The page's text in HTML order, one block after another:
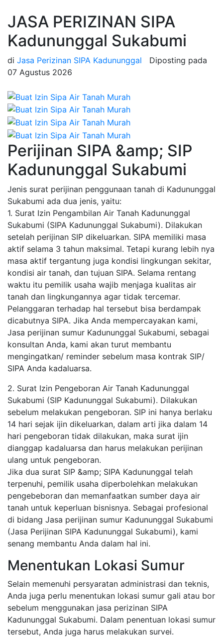
JASA PERIZINAN SIPA
Kadununggal Sukabumi
di Jasa Perizinan SIPA Kadununggal
Diposting pada
07 Agustus 2026
Perijinan SIPA &amp; SIP
Kadununggal Sukabumi
Jenis surat perijinan penggunaan tanah di Kadununggal
Sukabumi ada dua jenis, yaitu:
1. Surat Izin Pengambilan Air Tanah Kadununggal
Sukabumi (SIPA Kadununggal Sukabumi). Dilakukan
setelah perijinan SIP dikeluarkan. SIPA memiliki masa
aktif selama 3 tahun maksimal. Tetapi kurang lebih nya
masa aktif tergantung juga kondisi lingkungan sekitar,
kondisi air tanah, dan tujuan SIPA. Selama rentang
waktu itu pemilik usaha wajib menjaga kualitas air
tanah dan lingkungannya agar tidak tercemar.
Pelanggaran terhadap hal tersebut bisa berdampak
dicabutnya SIPA. Jika Anda mempercayakan kami,
Jasa perijinan sumur Kadununggal Sukabumi, sebagai
konsultan Anda, kami akan turut membantu
mengingatkan/ reminder sebelum masa kontrak SIP/
SIPA Anda kadaluarsa.
2. Surat Izin Pengeboran Air Tanah Kadununggal
Sukabumi (SIP Kadununggal Sukabumi). Dilakukan
sebelum melakukan pengeboran. SIP ini hanya berlaku
14 hari sejak ijin dikeluarkan, dalam arti jika dalam 14
hari pengeboran tidak dilakukan, maka surat ijin
dianggap kadaluarsa dan harus melakukan perijinan
ulang untuk pengeboran.
Jika dua surat SIP &amp; SIPA Kadununggal telah
terpenuhi, pemilik usaha diperbolehkan melakukan
pengebeboran dan memanfaatkan sumber daya air
tanah untuk keperluan bisnisnya. Sebagai profesional
di bidang Jasa perijinan sumur Kadununggal Sukabumi
(Jasa Perijinan SIPA Kadununggal Sukabumi), kami
senang membantu Anda dalam hal ini.
Menentukan Lokasi Sumur
Selain memenuhi persyaratan administrasi dan teknis,
Anda juga perlu menentukan lokasi sumur gali atau bor
sebelum menggunakan jasa perizinan SIPA
Kadununggal Sukabumi. Dalam penentuan lokasi sumur
tersebut, Anda juga harus melakukan survei.